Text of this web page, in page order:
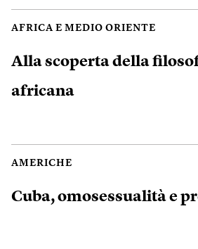
AFRICA E MEDIO ORIENTE
Alla scoperta della
africana
AMERICHE
Cuba, omosessualità e